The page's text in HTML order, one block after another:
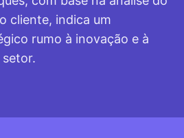
cliente, indica um
rumo à inovação e à